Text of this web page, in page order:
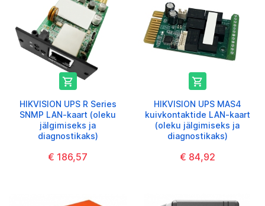

HIKVISION UPS R Series
SNMP LAN-kaart (oleku
jälgimiseks ja
diagnostikaks)
€ 186,57

HIKVISION UPS MAS4
kuivkontaktide LAN-kaart
(oleku jälgimiseks ja
diagnostikaks)
€ 84,92